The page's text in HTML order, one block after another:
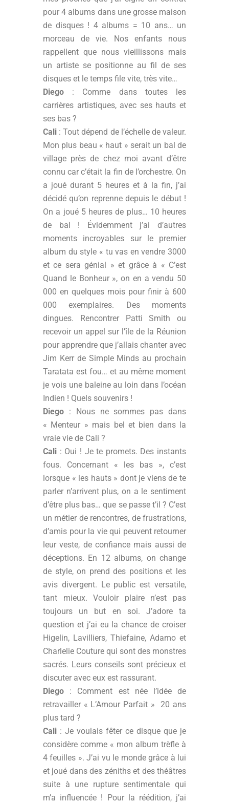
pour 4 albums dans une grosse maison
de disques ! 4 albums = 10 ans… un
morceau de vie. Nos enfants nous
rappellent que nous vieillissons mais
un artiste se positionne au fil de ses
disques et le temps file vite, très vite…
Diego : Comme dans toutes les
carrières artistiques, avec ses hauts et
ses bas ?
Cali : Tout dépend de l’échelle de valeur.
Mon plus beau « haut » serait un bal de
village près de chez moi avant d’être
connu car c’était la fin de l’orchestre. On
a joué durant 5 heures et à la fin, j’ai
décidé qu’on reprenne depuis le début !
On a joué 5 heures de plus… 10 heures
de bal ! Évidemment j’ai d’autres
moments incroyables sur le premier
album du style « tu vas en vendre 3000
et ce sera génial » et grâce à « C’est
Quand le Bonheur », on en a vendu 50
000 en quelques mois pour finir à 600
000 exemplaires. Des moments
dingues. Rencontrer Patti Smith ou
recevoir un appel sur l’île de la Réunion
pour apprendre que j’allais chanter avec
Jim Kerr de Simple Minds au prochain
Taratata est fou… et au même moment
je vois une baleine au loin dans l’océan
Indien ! Quels souvenirs !
Diego : Nous ne sommes pas dans
« Menteur » mais bel et bien dans la
vraie vie de Cali ?
Cali : Oui ! Je te promets. Des instants
fous. Concernant « les bas », c’est
lorsque « les hauts » dont je viens de te
parler n’arrivent plus, on a le sentiment
d’être plus bas… que se passe t’il ? C’est
un métier de rencontres, de frustrations,
d’amis pour la vie qui peuvent retourner
leur veste, de confiance mais aussi de
déceptions. En 12 albums, on change
de style, on prend des positions et les
avis divergent. Le public est versatile,
tant mieux. Vouloir plaire n’est pas
toujours un but en soi. J’adore ta
question et j’ai eu la chance de croiser
Higelin, Lavilliers, Thiefaine, Adamo et
Charlelie Couture qui sont des monstres
sacrés. Leurs conseils sont précieux et
discuter avec eux est rassurant.
Diego : Comment est née l’idée de
retravailler « L’Amour Parfait » 20 ans
plus tard ?
Cali : Je voulais fêter ce disque que je
considère comme « mon album trèfle à
4 feuilles ». J’ai vu le monde grâce à lui
et joué dans des zéniths et des théâtres
suite à une rupture sentimentale qui
m’a influencée ! Pour la réédition, j’ai